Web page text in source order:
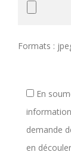
Formats :
En
demande
en